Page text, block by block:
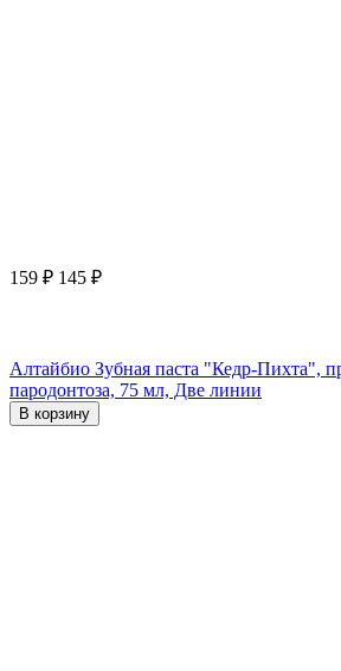
159 ₽ 145 ₽
Алтайбио Зубная паста "Кедр-Пихта",
пародонтоза, 75 мл, Две линии
В корзину